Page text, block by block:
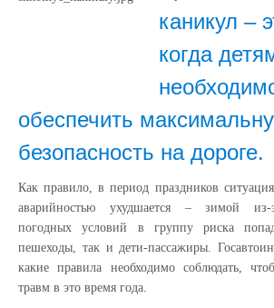
каникул –
когда
обеспечить
безопасность на дороге.
Как правило, в период праздников
аварийностью ухудшается – зимой из-
погодных условий в группу риска
пешеходы, так и дети-пассажиры.
какие правила необходимо соблюдать,
травм в это время года.